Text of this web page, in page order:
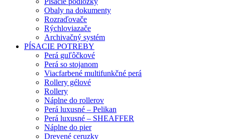
Obaly na dokumenty
Rozraďovače
Rýchloviazače
Archivačný systém
PÍSACIE POTREBY
Perá guľôčkové
Perá so stojanom
Viacfarbené multifunkčné perá
Rollery gélové
Rollery
Náplne do rollerov
Perá luxusné – Pelikan
Perá luxusné – SHEAFFER
Náplne do pier
Drevené ceruzky